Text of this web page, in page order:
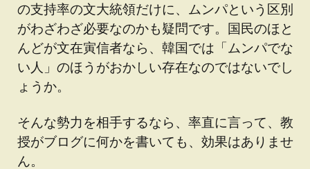
の支持率の文大統領だけに、ムンパという区別
がわざわざ必要なのかも疑問です。国民のほと
んどが文在寅信者なら、韓国では「ムンパでな
い人」のほうがおかしい存在なのではないでし
ょうか。
そんな勢力を相手するなら、率直に言って、教
授がブログに何かを書いても、効果はありませ
ん。